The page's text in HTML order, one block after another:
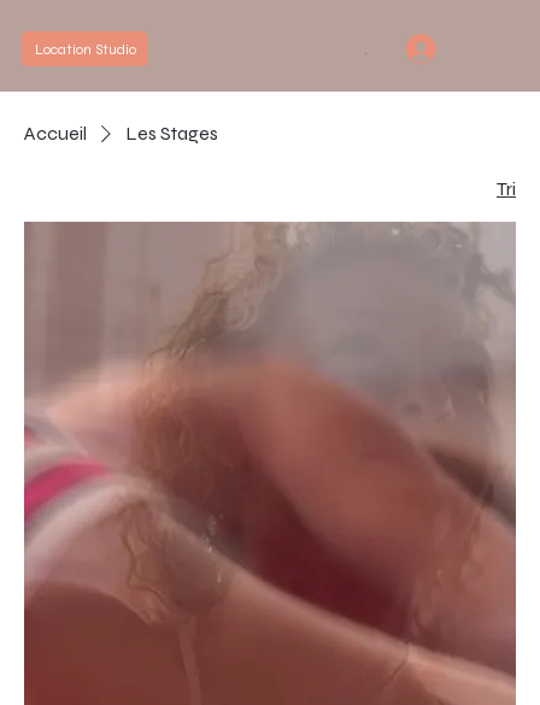
.
Location Studio
Accueil Les Stages
Tri